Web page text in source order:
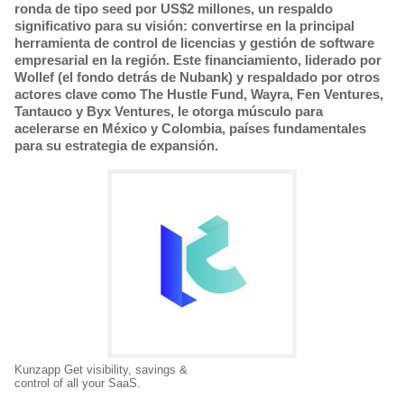
ronda de tipo seed por US$2 millones, un respaldo
significativo para su visión: convertirse en la principal
herramienta de control de licencias y gestión de software
empresarial en la región. Este financiamiento, liderado por
Wollef (el fondo detrás de Nubank) y respaldado por otros
actores clave como The Hustle Fund, Wayra, Fen Ventures,
Tantauco y Byx Ventures, le otorga músculo para
acelerarse en México y Colombia, países fundamentales
para su estrategia de expansión.
Kunzapp Get visibility, savings &
control of all your SaaS.